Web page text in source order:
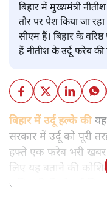
बिहार में मुख्यमंत्री
तौर पर पेश किया जा
सीएम हैं। बिहार के
हैं नीतीश के उर्दू फरेब
बिहार में उर्दू हल्के कीयह
सरकार में उर्दू को पूरी
हफ्ते एक फरेब भरी
लिए यह बताने की
अधिकारियों को उर्दू